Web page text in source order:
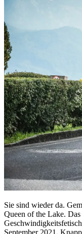
Sie sind wieder da.
Queen of the Lake.
September 2021.